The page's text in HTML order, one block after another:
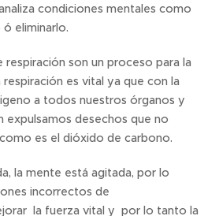
condiciones mentales como
eliminarlo.
son un proceso para la
es vital ya que con la
a todos nuestros órganos y
expulsamos desechos que no
es el dióxido de carbono.
la mente está agitada, por lo
incorrectos de
la fuerza vital y por lo tanto la